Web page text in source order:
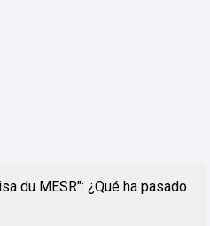
du MESR": ¿Qué ha pasado